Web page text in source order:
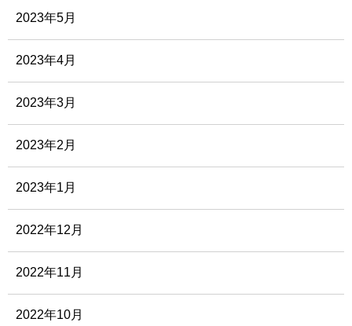
2023年5月
2023年4月
2023年3月
2023年2月
2023年1月
2022年12月
2022年11月
2022年10月